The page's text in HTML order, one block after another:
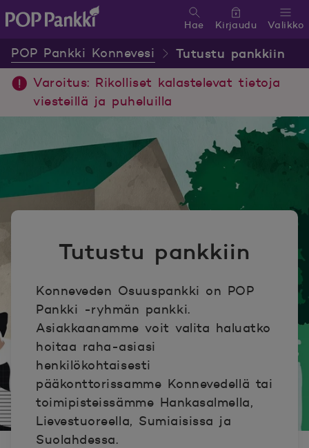
Valikko
Hae Kirjaudu
POP Pankki Konnevesi Tutustu pankkiin
Varoitus: Rikolliset kalastelevat tietoja
viesteillä ja puheluilla
Tutustu pankkiin
Konneveden Osuuspankki on POP
Pankki -ryhmän pankki.
Asiakkaanamme voit valita haluatko
hoitaa raha-asiasi
henkilökohtaisesti
pääkonttorissamme Konnevedellä tai
toimipisteissämme Hankasalmella,
Lievestuoreella, Sumiaisissa ja
Suolahdessa.